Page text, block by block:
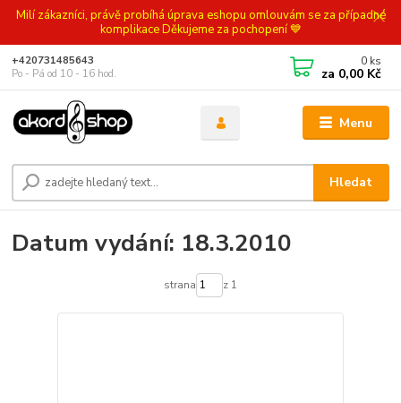
Milí zákazníci, právě probíhá úprava eshopu omlouvám se za případné
komplikace Děkujeme za pochopení 💙
Menu
Hledat
+420731485643
Po - Pá od 10 - 16 hod.
0 ks
za 0,00 Kč
Datum vydání: 18.3.2010
strana z 1